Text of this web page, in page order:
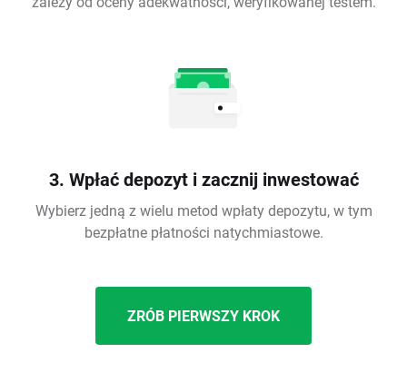
3. Wpłać depozyt i zacznij inwestować
Wybierz jedną z wielu metod wpłaty depozytu, w tym
bezpłatne płatności natychmiastowe.
ZRÓB PIERWSZY KROK